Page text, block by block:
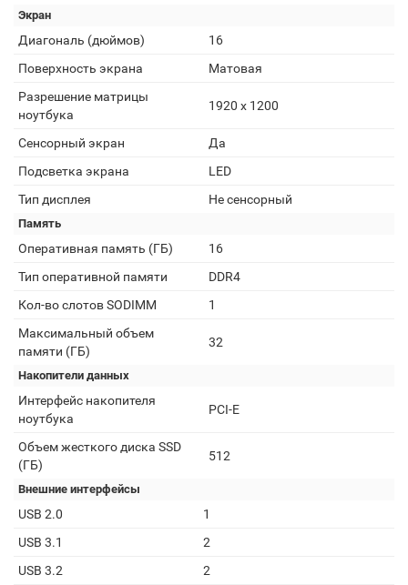
Экран
Диагональ (дюймов)
16
Поверхность экрана
Матовая
Разрешение матрицы
ноутбука
1920 x 1200
Сенсорный экран
Да
Подсветка экрана
LED
Тип дисплея
Не сенсорный
Память
Оперативная память (ГБ)
16
Тип оперативной памяти
DDR4
Кол-во слотов SODIMM
1
Максимальный объем
памяти (ГБ)
32
Накопители данных
Интерфейс накопителя
ноутбука
PCI-E
Объем жесткого диска SSD
(ГБ)
512
Внешние интерфейсы
USB 2.0
1
USB 3.1
2
USB 3.2
2